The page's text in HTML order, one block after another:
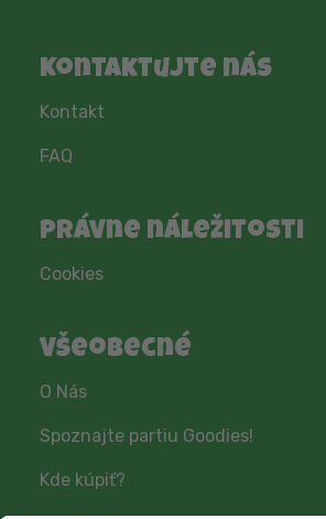
Kontaktujte nás
Kontakt
FAQ
Právne náležitosti
Cookies
Všeobecné
O Nás
Spoznajte partiu Goodies!
Kde kúpiť?